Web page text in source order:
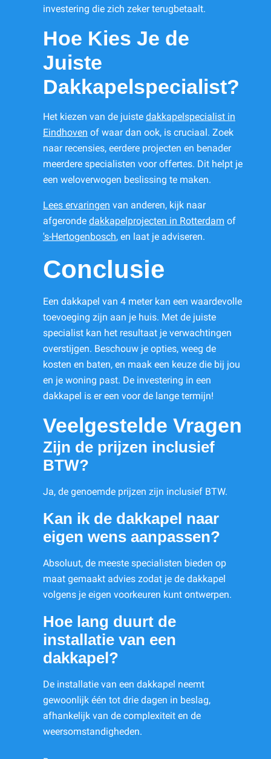
investering die zich zeker terugbetaalt.
Hoe Kies Je de
Juiste
Dakkapelspecialist?
Het kiezen van de juiste dakkapelspecialist in
Eindhoven of waar dan ook, is cruciaal. Zoek
naar recensies, eerdere projecten en benader
meerdere specialisten voor offertes. Dit helpt je
een weloverwogen beslissing te maken.
Lees ervaringen van anderen, kijk naar
afgeronde dakkapelprojecten in Rotterdam of
's-Hertogenbosch, en laat je adviseren.
Conclusie
Een dakkapel van 4 meter kan een waardevolle
toevoeging zijn aan je huis. Met de juiste
specialist kan het resultaat je verwachtingen
overstijgen. Beschouw je opties, weeg de
kosten en baten, en maak een keuze die bij jou
en je woning past. De investering in een
dakkapel is er een voor de lange termijn!
Veelgestelde Vragen
Zijn de prijzen inclusief
BTW?
Ja, de genoemde prijzen zijn inclusief BTW.
Kan ik de dakkapel naar
eigen wens aanpassen?
Absoluut, de meeste specialisten bieden op
maat gemaakt advies zodat je de dakkapel
volgens je eigen voorkeuren kunt ontwerpen.
Hoe lang duurt de
installatie van een
dakkapel?
De installatie van een dakkapel neemt
gewoonlijk één tot drie dagen in beslag,
afhankelijk van de complexiteit en de
weersomstandigheden.